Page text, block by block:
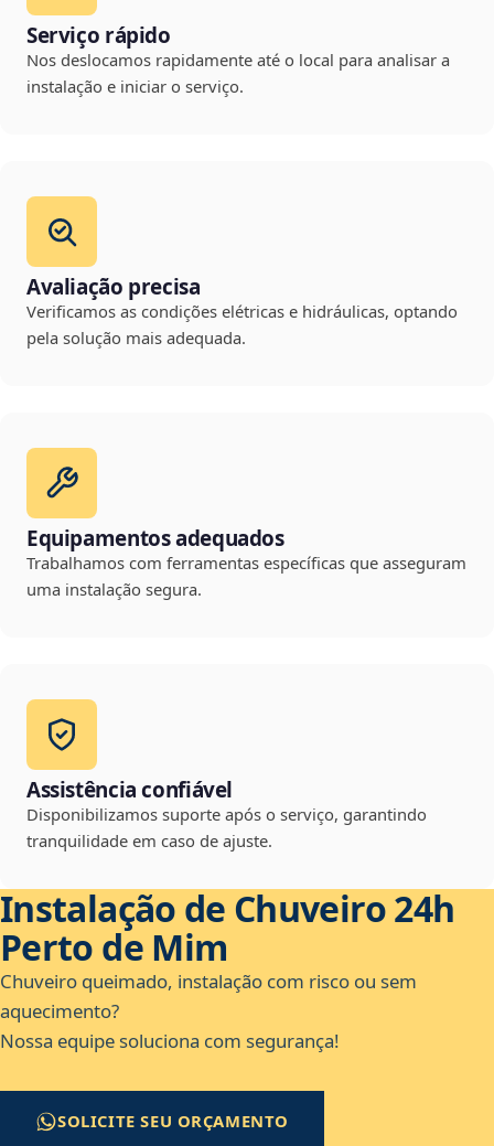
Serviço rápido
Nos deslocamos rapidamente até o local para analisar a
instalação e iniciar o serviço.
Avaliação precisa
Verificamos as condições elétricas e hidráulicas, optando
pela solução mais adequada.
Equipamentos adequados
Trabalhamos com ferramentas específicas que asseguram
uma instalação segura.
Assistência confiável
Disponibilizamos suporte após o serviço, garantindo
tranquilidade em caso de ajuste.
Instalação de Chuveiro 24h
Perto de Mim
Chuveiro queimado, instalação com risco ou sem
aquecimento?
Nossa equipe soluciona com segurança!
SOLICITE SEU ORÇAMENTO